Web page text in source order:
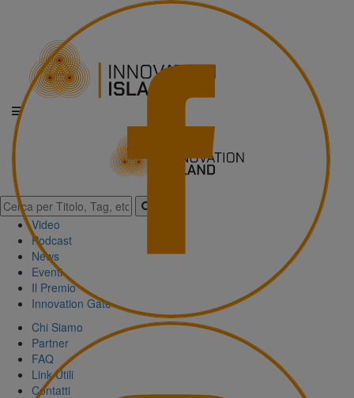
Video
Podcast
News
Eventi
Il Premio
Innovation Gate
Chi Siamo
Partner
FAQ
Link Utili
Contatti